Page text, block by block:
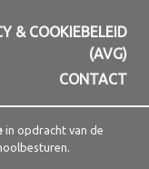
& COOKIEBELEID
(AVG)
CONTACT
in opdracht van de